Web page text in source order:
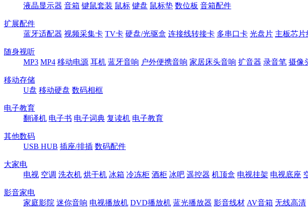
液晶显示器 音箱 键鼠套装 鼠标 键盘 鼠标垫 数位板 音箱配件
扩展配件
蓝牙适配器 视频采集卡 TV卡 硬盘/光驱盒 连接线转接卡 多串口卡 光盘片 主板芯片
随身视听
MP3 MP4 移动电源 耳机 蓝牙音响 户外便携音响 家居床头音响 扩音器 录音笔 摄像
移动存储
U盘 移动硬盘 数码相框
电子教育
翻译机 电子书 电子词典 复读机 电子教育
其他数码
USB HUB 插座/排插 数码配件
大家电
电视 空调 洗衣机 烘干机 冰箱 冷冻柜 酒柜 冰吧 遥控器 机顶盒 电视挂架 电视底座
影音家电
家庭影院 迷你音响 电视播放机 DVD播放机 蓝光播放器 影音线材 AV音箱 无线高清